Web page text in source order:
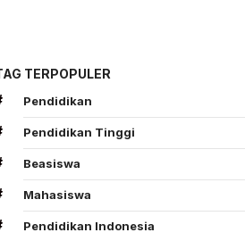
TERPOPULER
Pendidikan
Pendidikan Tinggi
Beasiswa
Mahasiswa
Pendidikan Indonesia